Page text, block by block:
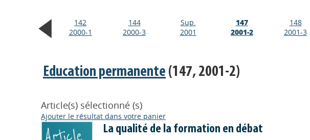
142
2000-1
144
2000-3
Sup.
2001
147
2001-2
148
2001-3
Education permanente (147, 2001-2)
Article(s) sélectionné (s)
Ajouter le résultat dans votre panier
La qualité de la formation en débat